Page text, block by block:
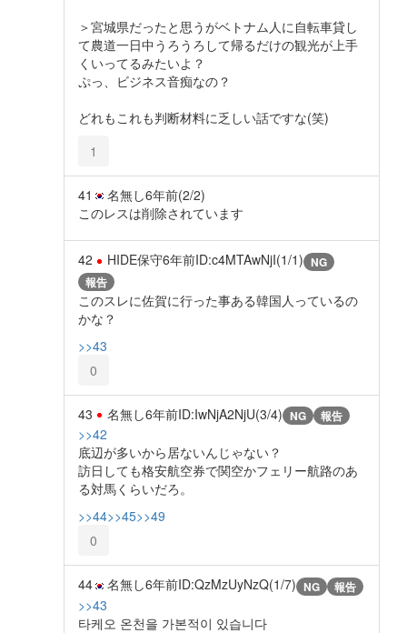
＞宮城県だったと思うがベトナム人に自転車貸し
て農道一日中うろうろして帰るだけの観光が上手
くいってるみたいよ？
ぷっ、ビジネス音痴なの？
どれもこれも判断材料に乏しい話ですな(笑)
1
41 名無し6年前(2/2)
このレスは削除されています
42 HIDE保守6年前ID:c4MTAwNjI(1/1) NG
報告
このスレに佐賀に行った事ある韓国人っているの
かな？
>>43
0
43 名無し6年前ID:IwNjA2NjU(3/4) NG 報告
>>42
底辺が多いから居ないんじゃない？
訪日しても格安航空券で関空かフェリー航路のあ
る対馬くらいだろ。
>>44>>45>>49
0
44 名無し6年前ID:QzMzUyNzQ(1/7) NG 報告
>>43
타케오 온천을 가본적이 있습니다